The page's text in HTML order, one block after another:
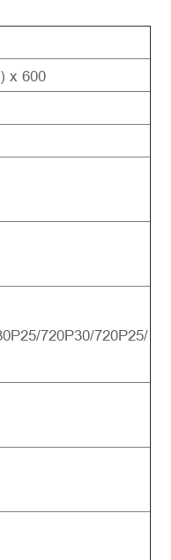
x 600
720P30/720P25/